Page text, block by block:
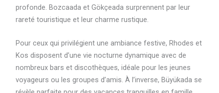
profonde. Bozcaada et Gökçeada surprennent par leur
rareté touristique et leur charme rustique.
Pour ceux qui privilégient une ambiance festive, Rhodes et
Kos disposent d’une vie nocturne dynamique avec de
nombreux bars et discothèques, idéale pour les jeunes
voyageurs ou les groupes d’amis. À l’inverse, Büyükada se